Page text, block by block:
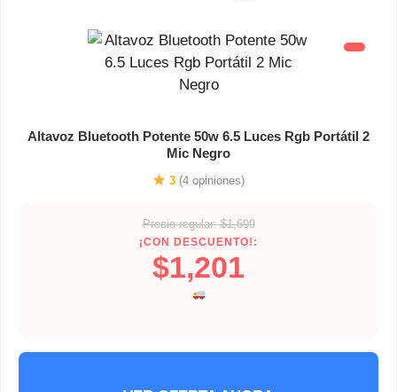
Altavoz Bluetooth Potente 50w 6.5 Luces Rgb Portátil 2
Mic Negro
3 (4 opiniones)
Precio regular: $1,699
¡CON DESCUENTO!:
$1,201